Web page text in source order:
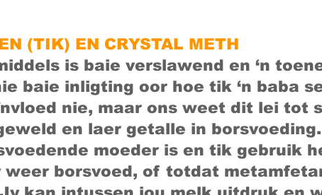
(TIK) EN CRYSTAL METH
is baie verslawend en ‘n
baie inligting oor hoe tik ‘n baba
nie, maar ons weet dit lei tot
en laer getalle in borsvoeding.
moeder is en tik gebruik
weer borsvoed, of totdat